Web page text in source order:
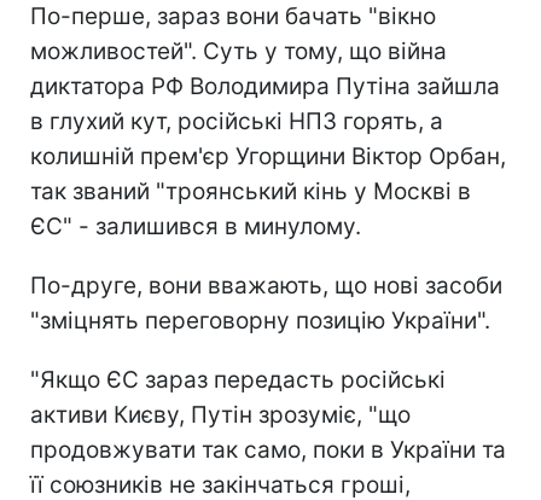
По-перше, зараз вони бачать "вікно
можливостей". Суть у тому, що війна
диктатора РФ Володимира Путіна зайшла
в глухий кут, російські НПЗ горять, а
колишній прем'єр Угорщини Віктор Орбан,
так званий "троянський кінь у Москві в
ЄС" - залишився в минулому.
По-друге, вони вважають, що нові засоби
"зміцнять переговорну позицію України".
"Якщо ЄС зараз передасть російські
активи Києву, Путін зрозуміє, "що
продовжувати так само, поки в України та
її союзників не закінчаться гроші,